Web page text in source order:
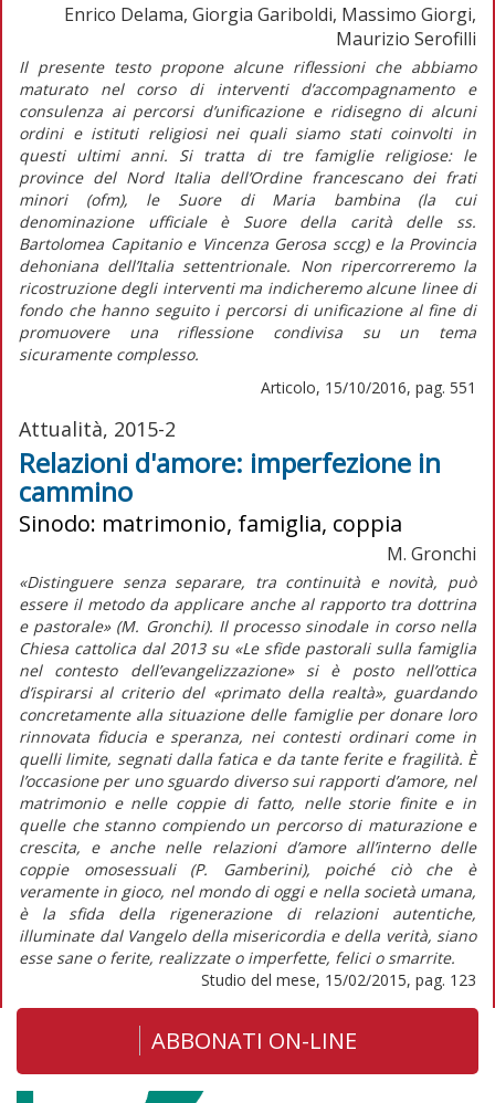
Enrico Delama, Giorgia Gariboldi, Massimo Giorgi,
Maurizio Serofilli
Il presente testo propone alcune riflessioni che abbiamo
maturato nel corso di interventi d’accompagnamento e
consulenza ai percorsi d’unificazione e ridisegno di alcuni
ordini e istituti religiosi nei quali siamo stati coinvolti in
questi ultimi anni. Si tratta di tre famiglie religiose: le
province del Nord Italia dell’Ordine francescano dei frati
minori (ofm), le Suore di Maria bambina (la cui
denominazione ufficiale è Suore della carità delle ss.
Bartolomea Capitanio e Vincenza Gerosa sccg) e la Provincia
dehoniana dell’Italia settentrionale. Non ripercorreremo la
ricostruzione degli interventi ma indicheremo alcune linee di
fondo che hanno seguito i percorsi di unificazione al fine di
promuovere una riflessione condivisa su un tema
sicuramente complesso.
Articolo, 15/10/2016, pag. 551
Attualità, 2015-2
Relazioni d'amore: imperfezione in
cammino
Sinodo: matrimonio, famiglia, coppia
M. Gronchi
«Distinguere senza separare, tra continuità e novità, può
essere il metodo da applicare anche al rapporto tra dottrina
e pastorale» (M. Gronchi). Il processo sinodale in corso nella
Chiesa cattolica dal 2013 su «Le sfide pastorali sulla famiglia
nel contesto dell’evangelizzazione» si è posto nell’ottica
d’ispirarsi al criterio del «primato della realtà», guardando
concretamente alla situazione delle famiglie per donare loro
rinnovata fiducia e speranza, nei contesti ordinari come in
quelli limite, segnati dalla fatica e da tante ferite e fragilità. È
l’occasione per uno sguardo diverso sui rapporti d’amore, nel
matrimonio e nelle coppie di fatto, nelle storie finite e in
quelle che stanno compiendo un percorso di maturazione e
crescita, e anche nelle relazioni d’amore all’interno delle
coppie omosessuali (P. Gamberini), poiché ciò che è
veramente in gioco, nel mondo di oggi e nella società umana,
è la sfida della rigenerazione di relazioni autentiche,
illuminate dal Vangelo della misericordia e della verità, siano
esse sane o ferite, realizzate o imperfette, felici o smarrite.
Studio del mese, 15/02/2015, pag. 123
ABBONATI ON-LINE